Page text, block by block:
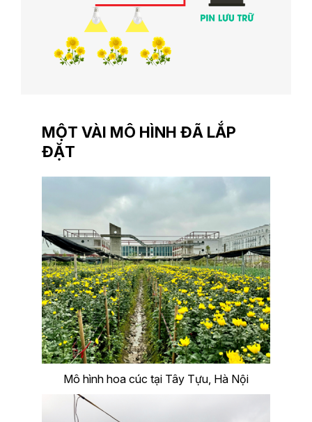
MỘT VÀI MÔ HÌNH ĐÃ LẮP
ĐẶT
Mô hình hoa cúc tại Tây Tựu, Hà Nội